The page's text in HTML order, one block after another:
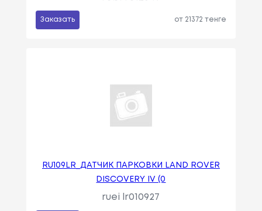
Заказать от 21372 тенге
RU109LR_ДАТЧИК ПАРКОВКИ LAND ROVER
DISCOVERY IV (0
ruei lr010927